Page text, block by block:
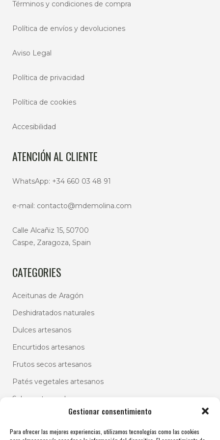
Gestionar consentimiento
Para ofrecer las mejores experiencias, utilizamos tecnologías como las cookies
Términos y condiciones de compra
Política de envíos y devoluciones
Aviso Legal
Política de privacidad
Política de cookies
Accesibilidad
ATENCIÓN AL CLIENTE
WhatsApp: +34 660 03 48 91
e-mail: contacto@mdemolina.com
Calle Alcañiz 15, 50700
Caspe, Zaragoza, Spain
CATEGORIES
Aceitunas de Aragón
Deshidratados naturales
Dulces artesanos
Encurtidos artesanos
Frutos secos artesanos
Patés vegetales artesanos
Salsas artesanales